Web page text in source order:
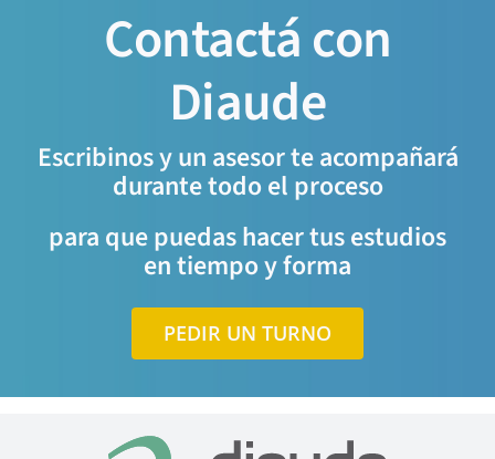
Contactá con
Diaude
Escribinos y un asesor te acompañará
durante todo el proceso
para que puedas hacer tus estudios
en tiempo y forma
PEDIR UN TURNO